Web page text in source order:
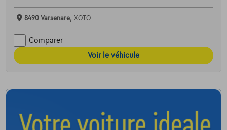
8490 Varsenare, XOTO
Comparer
Voir le véhicule